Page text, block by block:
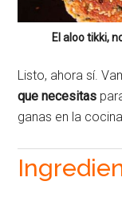
El aloo tikki,
Listo, ahora sí.
que necesitas
ganas en la cocina.